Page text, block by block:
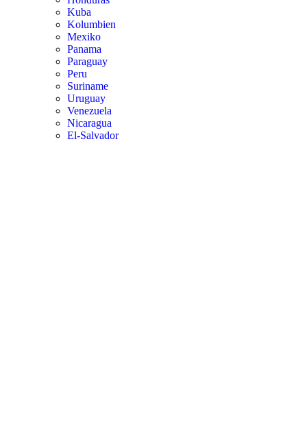
Kuba
Kolumbien
Mexiko
Panama
Paraguay
Peru
Suriname
Uruguay
Venezuela
Nicaragua
El-Salvador